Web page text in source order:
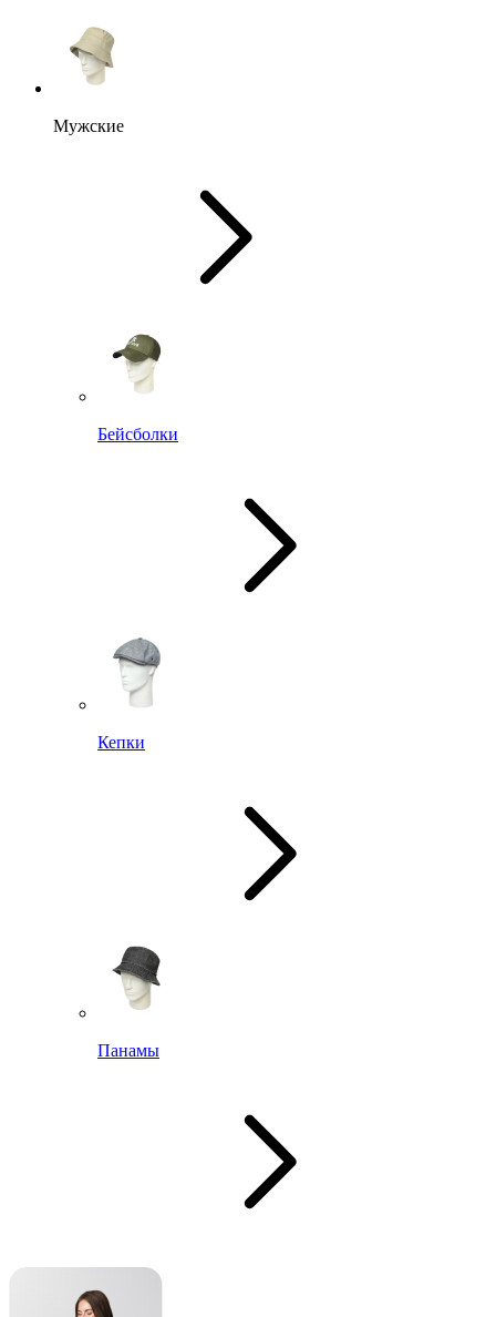
Мужские
Бейсболки
Кепки
Панамы